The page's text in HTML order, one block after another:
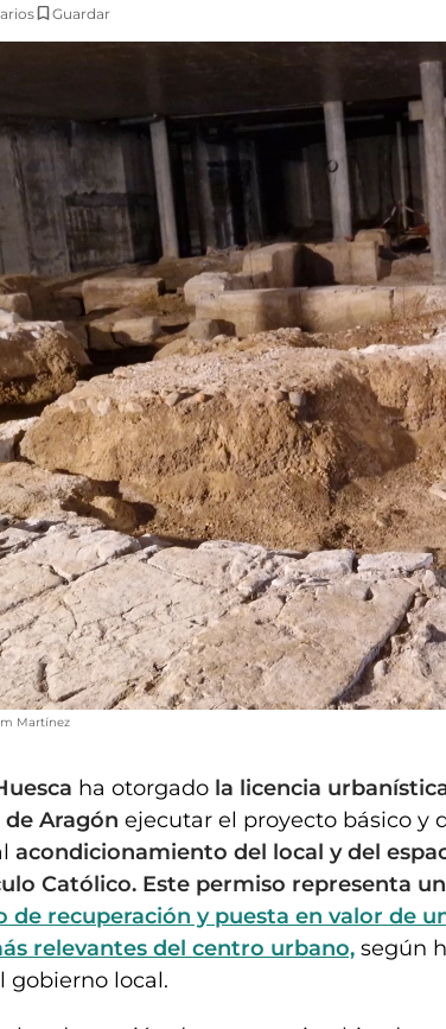
Guardar
Martínez
ha otorgado la licencia
Aragón ejecutar el proyecto básico y
acondicionamiento del local y del
Católico. Este permiso representa
de recuperación y puesta en valor de
relevantes del centro urbano, según
gobierno local.